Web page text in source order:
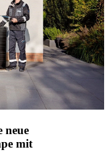
neue
mit